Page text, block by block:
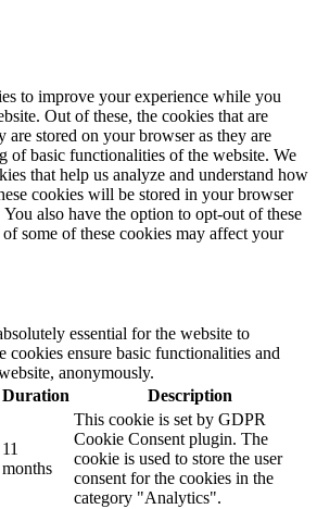
to improve your experience while you
Out of these, the cookies that are
are stored on your browser as they are
of basic functionalities of the website. We
that help us analyze and understand how
cookies will be stored in your browser
also have the option to opt-out of these
some of these cookies may affect your
essential for the website to
cookies ensure basic functionalities and
anonymously.
Duration Description
11
months
This cookie is set by GDPR
Cookie Consent plugin. The
cookie is used to store the user
consent for the cookies in the
category "Analytics".